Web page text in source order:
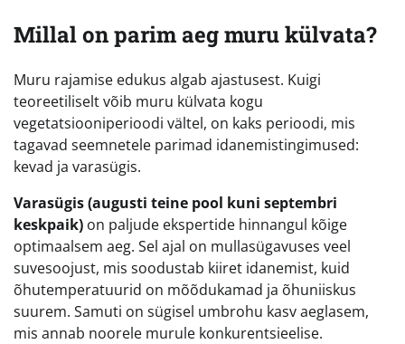
Millal on parim aeg muru külvata?
Muru rajamise edukus algab ajastusest. Kuigi
teoreetiliselt võib muru külvata kogu
vegetatsiooniperioodi vältel, on kaks perioodi, mis
tagavad seemnetele parimad idanemistingimused:
kevad ja varasügis.
Varasügis (augusti teine pool kuni septembri
keskpaik) on paljude ekspertide hinnangul kõige
optimaalsem aeg. Sel ajal on mullasügavuses veel
suvesoojust, mis soodustab kiiret idanemist, kuid
õhutemperatuurid on mõõdukamad ja õhuniiskus
suurem. Samuti on sügisel umbrohu kasv aeglasem,
mis annab noorele murule konkurentsieelise.